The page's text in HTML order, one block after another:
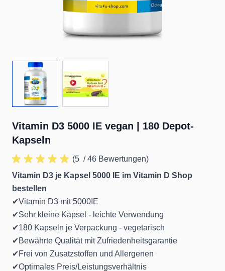
View larger image
Vitamin D3 5000 IE vegan | 180 Depot-
Kapseln
(5 / 46 Bewertungen)
Vitamin D3 je Kapsel 5000 IE im Vitamin D Shop
bestellen
✔Vitamin D3 mit 5000IE
✔Sehr kleine Kapsel - leichte Verwendung
✔180 Kapseln je Verpackung - vegetarisch
✔Bewährte Qualität mit Zufriedenheitsgarantie
✔Frei von Zusatzstoffen und Allergenen
✔Optimales Preis/Leistungsverhältnis